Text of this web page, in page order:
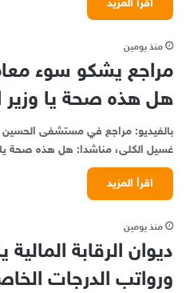
اقرأ المزيد
منذ يومين
مراجع يشكو سوء
هل هذه صحة يا وزير
بالفيديو: مراجع في مستشفى الحسين
غسيل الكلى، مناشدا: هل هذه صحة
اقرأ المزيد
منذ يومين
ديوان الرقابة
ورواتب الدرجات